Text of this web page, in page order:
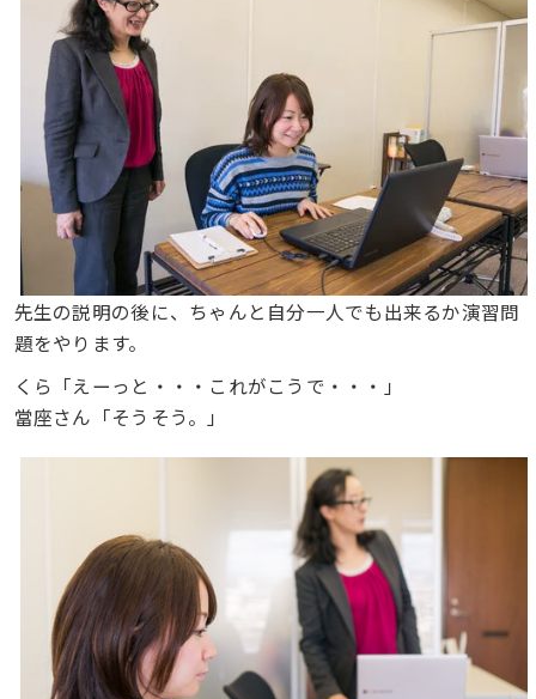
先生の説明の後に、ちゃんと自分一人でも出来るか演習問
題をやります。
くら「えーっと・・・これがこうで・・・」
當座さん「そうそう。」